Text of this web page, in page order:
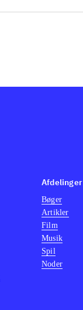
Afdelinger
Bøger
Artikler
Film
Musik
Spil
Noder